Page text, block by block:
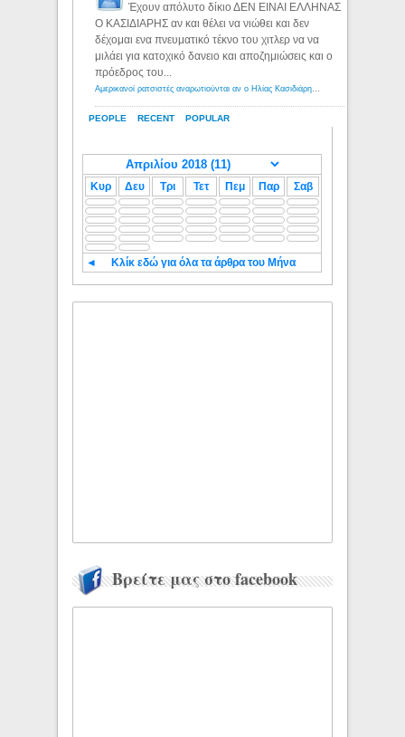
PEOPLE RECENT POPULAR
Έχουν απόλυτο δίκιο ΔΕΝ ΕΙΝΑΙ ΕΛΛΗΝΑΣ
Ο ΚΑΣΙΔΙΑΡΗΣ αν και θέλει να νιώθει και δεν
δέχομαι ενα πνευματικό τέκνο του χιτλερ να να
μιλάει για κατοχικό δανειο και αποζημιώσεις και ο
πρόεδρος του...
Αμερικανοί ρατσιστές αναρωτιούνται αν ο Ηλίας Κασιδιάρης ανήκει στη λευκή φυλή... - Λόγιος Ερμής
Κυρ Δευ Τρι Τετ Πεμ Παρ Σαβ
◄ Κλίκ εδώ για όλα τα άρθρα του Μήνα
Βρείτε μας στο facebook